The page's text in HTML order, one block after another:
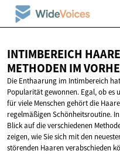
INTIMBEREICH
METHODEN IM
Die Enthaarung im Intimbereich
Popularität gewonnen. Egal, ob es
für viele Menschen gehört die
regelmäßigen Schönheitsroutine.
Blick auf die verschiedenen
zeigen, wie Sie sich mit den
störenden Haaren verabschieden